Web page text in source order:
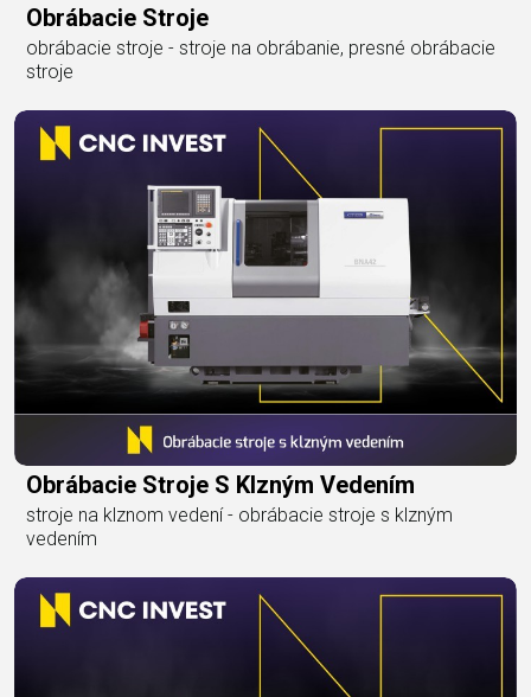
Obrábacie Stroje
obrábacie stroje - stroje na obrábanie, presné obrábacie
stroje
Obrábacie Stroje S Klzným Vedením
stroje na klznom vedení - obrábacie stroje s klzným
vedením